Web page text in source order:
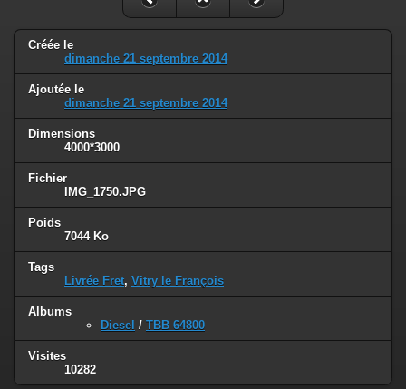
Créée le
dimanche 21 septembre 2014
Ajoutée le
dimanche 21 septembre 2014
Dimensions
4000*3000
Fichier
IMG_1750.JPG
Poids
7044 Ko
Tags
Livrée Fret, Vitry le François
Albums
Diesel / TBB 64800
Visites
10282